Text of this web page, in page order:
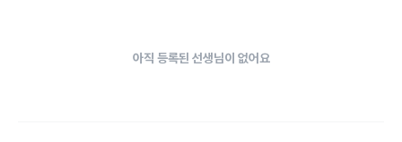
아직 등록된 선생님이 없어요